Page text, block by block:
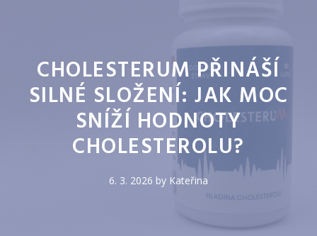
CHOLESTERUM PŘINÁŠÍ
SILNÉ SLOŽENÍ: JAK MOC
SNÍŽÍ HODNOTY
CHOLESTEROLU?
6. 3. 2026 by Kateřina